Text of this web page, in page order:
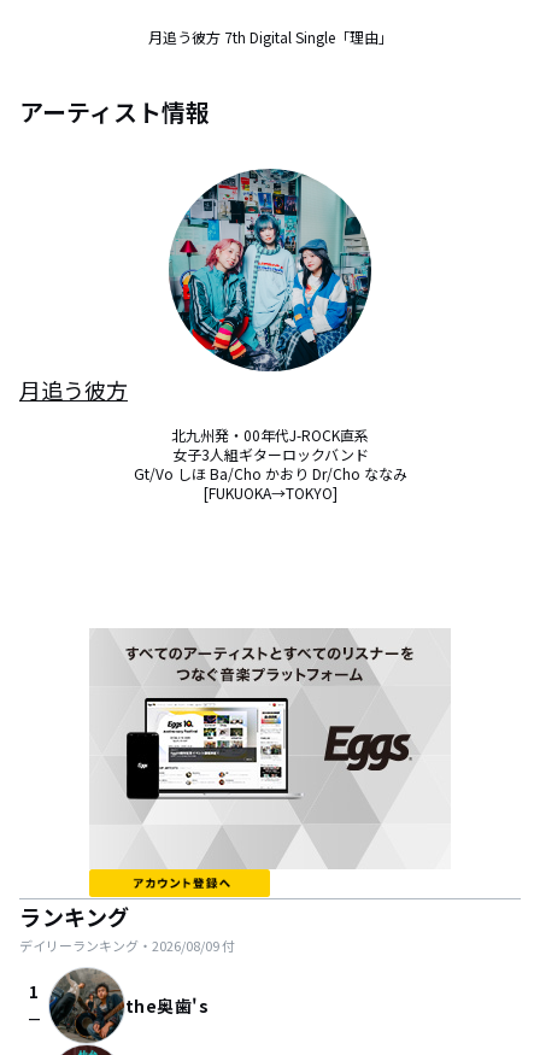
月追う彼方 7th Digital Single「理由」
アーティスト情報
月追う彼方
北九州発・00年代J-ROCK直系
女子3人組ギターロックバンド
Gt/Vo しほ Ba/Cho かおり Dr/Cho ななみ
[FUKUOKA→TOKYO]
ランキング
デイリーランキング・ 2026/08/09付
1
check_indeterminate_small the奥歯's